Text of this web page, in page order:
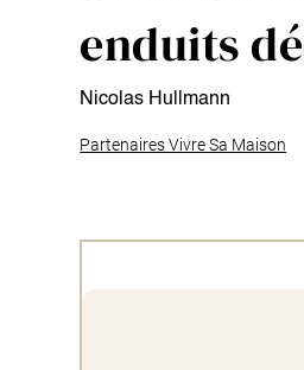
enduits
Nicolas Hullmann
Partenaires Vivre Sa Maison